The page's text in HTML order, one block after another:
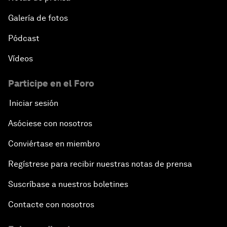
Galería de fotos
Pódcast
Vídeos
Participe en el Foro
Iniciar sesión
Asóciese con nosotros
Conviértase en miembro
Regístrese para recibir nuestras notas de prensa
Suscríbase a nuestros boletines
Contacte con nosotros